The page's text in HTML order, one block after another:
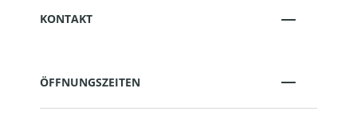
KONTAKT
ÖFFNUNGSZEITEN